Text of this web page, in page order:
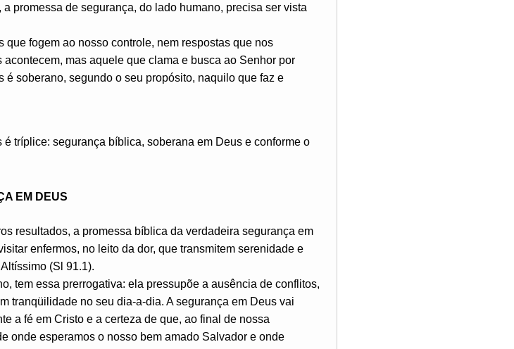
a promessa de segurança, do lado humano, precisa ser vista
fogem ao nosso controle, nem respostas que nos
mas aquele que clama e busca ao Senhor por
soberano, segundo o seu propósito, naquilo que faz e
tríplice: segurança bíblica, soberana em Deus e conforme o
EM DEUS
resultados, a promessa bíblica da verdadeira segurança em
enfermos, no leito da dor, que transmitem serenidade e
(Sl 91.1).
tem essa prerrogativa: ela pressupõe a ausência de conflitos,
tranqüilidade no seu dia-a-dia. A segurança em Deus vai
a fé em Cristo e a certeza de que, ao final de nossa
onde esperamos o nosso bem amado Salvador e onde